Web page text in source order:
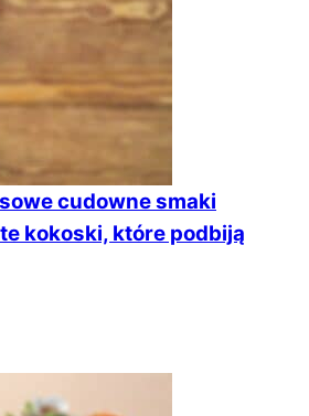
cudowne smaki
kokoski, które podbiją